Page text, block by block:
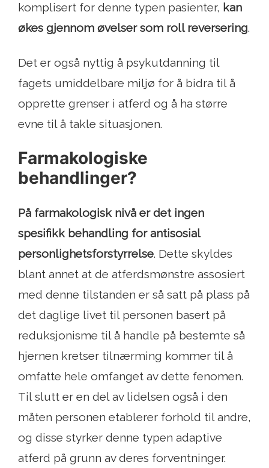
komplisert for denne typen pasienter, kan
økes gjennom øvelser som roll reversering.
Det er også nyttig å psykutdanning til
fagets umiddelbare miljø for å bidra til å
opprette grenser i atferd og å ha større
evne til å takle situasjonen.
Farmakologiske
behandlinger?
På farmakologisk nivå er det ingen
spesifikk behandling for antisosial
personlighetsforstyrrelse. Dette skyldes
blant annet at de atferdsmønstre assosiert
med denne tilstanden er så satt på plass på
det daglige livet til personen basert på
reduksjonisme til å handle på bestemte så
hjernen kretser tilnærming kommer til å
omfatte hele omfanget av dette fenomen.
Til slutt er en del av lidelsen også i den
måten personen etablerer forhold til andre,
og disse styrker denne typen adaptive
atferd på grunn av deres forventninger.